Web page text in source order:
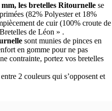
les bretelles Ritournelle se
(82% Polyester et 18%
de cuir (100% croute de
de Léon » .
sont munies de pinces en
en gomme pour ne pas
contrainte, portez vos bretelles
2 couleurs qui s’opposent et